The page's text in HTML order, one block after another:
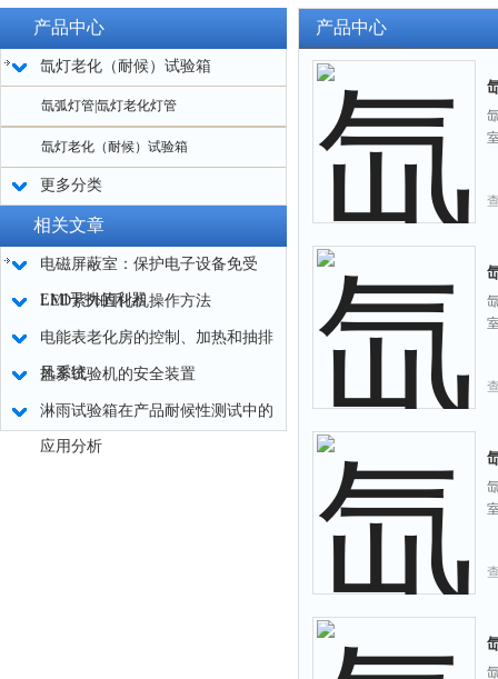
产品中心
氙灯老化（耐候）试验箱
氙弧灯管|氙灯老化灯管
氙灯老化（耐候）试验箱
更多分类
相关文章
电磁屏蔽室：保护电子设备免受
EMI干扰的利器
LED紫外固化机操作方法
电能表老化房的控制、加热和抽排
风系统
盐雾试验机的安全装置
淋雨试验箱在产品耐候性测试中的
应用分析
产品中心